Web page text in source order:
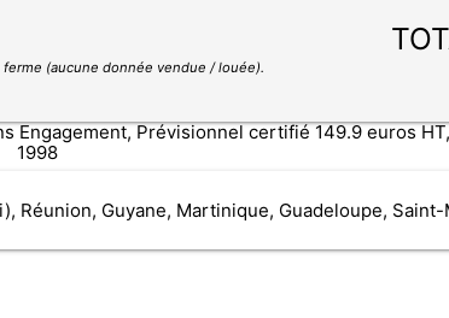
ferme (aucune donnée vendue / louée).
Engagement, Prévisionnel certifié 149.9 euros
1998
Réunion, Guyane, Martinique, Guadeloupe,